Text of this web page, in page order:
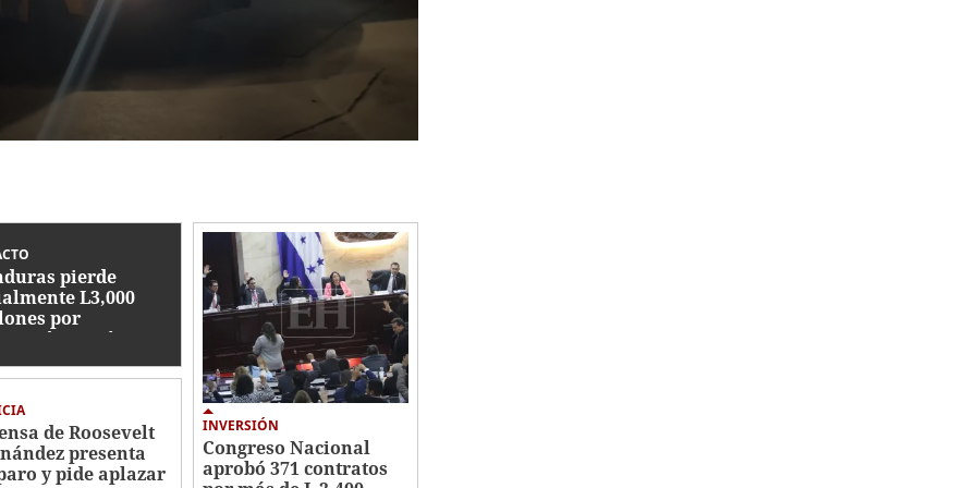
pierde
L3,000
por
según CNA
de Roosevelt
presenta
y pide aplazar
INVERSIÓN
Congreso Nacional
aprobó 371 contratos